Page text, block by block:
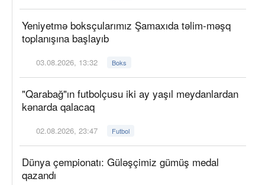
Yeniyetmə boksçularımız Şamaxıda təlim-məşq
toplanışına başlayıb
03.08.2026, 13:32 Boks
"Qarabağ"ın futbolçusu iki ay yaşıl meydanlardan
kənarda qalacaq
02.08.2026, 23:47 Futbol
Dünya çempionatı: Güləşçimiz gümüş medal
qazandı